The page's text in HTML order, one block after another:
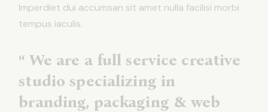
Imperdiet dui accumsan sit amet nulla facilisi morbi
tempus iaculis.
“ We are a full service creative
studio specializing in
branding, packaging & web